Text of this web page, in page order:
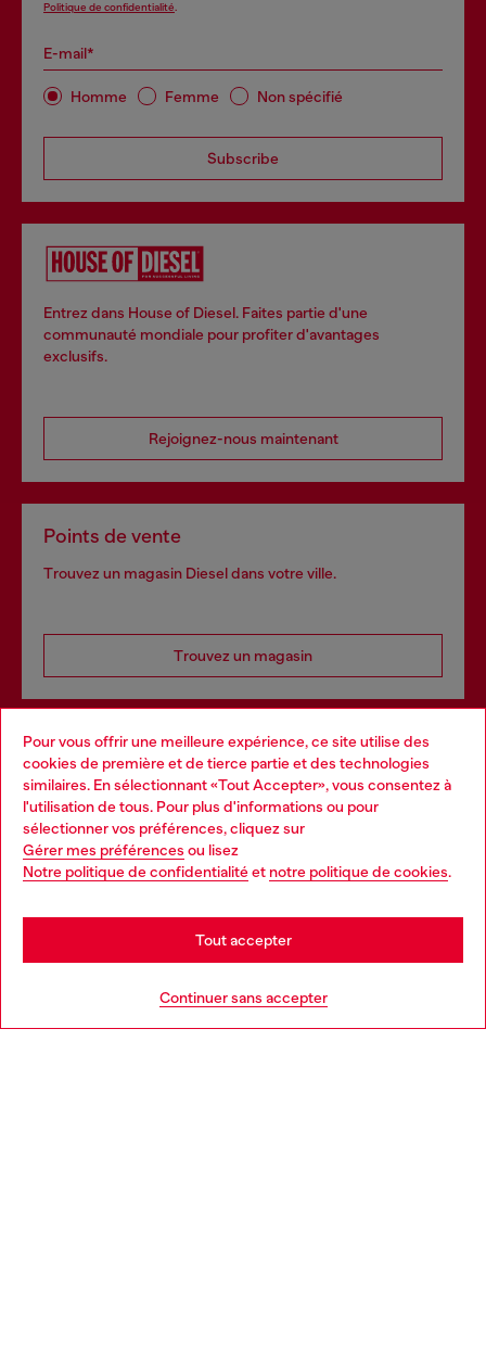
Pour vous offrir une meilleure expérience, ce site utilise des
cookies de première et de tierce partie et des technologies
similaires. En sélectionnant «Tout Accepter», vous consentez à
l'utilisation de tous. Pour plus d'informations ou pour
sélectionner vos préférences, cliquez sur
Gérer mes préférences ou lisez
Notre politique de confidentialitéet notre politique de cookies.
Continuer sans accepter
Tout accepter
Politique de confidentialité
E-mail*
Homme Femme Non spécifié
Subscribe
Entrez dans House of Diesel. Faites partie d'une
communauté mondiale pour profiter d'avantages
exclusifs.
Rejoignez-nous maintenant
Points de vente
Trouvez un magasin Diesel dans votre ville.
Trouvez un magasin
Services omnicanaux
Découvrez tous nos services, en ligne et en magasin.
En savoir plus
Choose your location
You are currently browsing France website, but it seems you
may be based in United States